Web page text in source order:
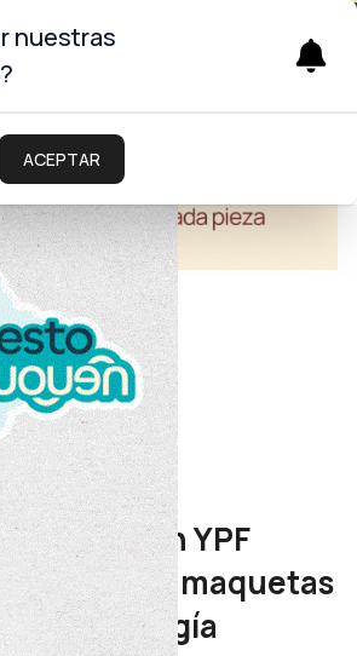
Fundación YPF
escuelas maquetas
energía
nuestras
ACEPTAR